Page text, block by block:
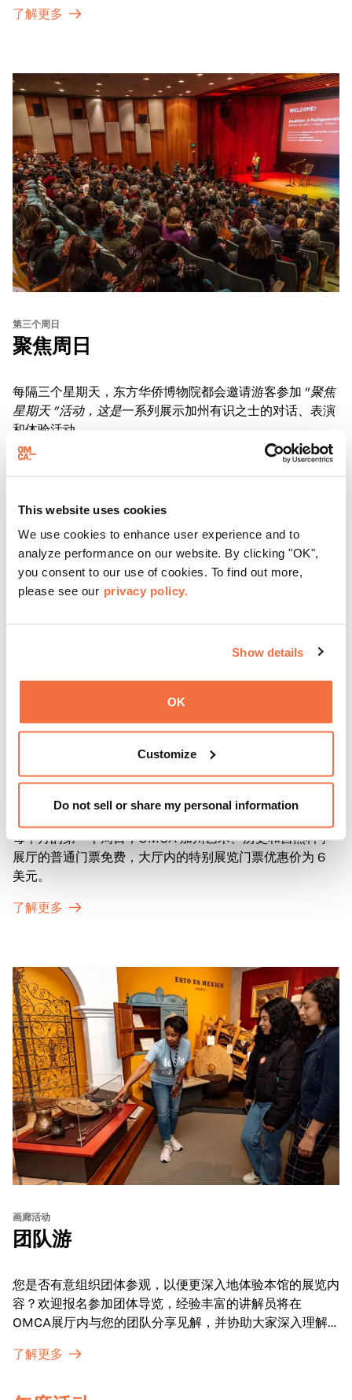
This website uses cookies
We use cookies to enhance user experience and to
analyze performance on our website. By clicking "OK",
you consent to our use of cookies. To find out more,
please see our privacy policy.
Show details
OK
Customize
Do not sell or share my personal information
了解更多
第三个周日
聚焦周日
每隔三个星期天，东方华侨博物院都会邀请游客参加 "聚焦
星期天 "活动，这是一系列展示加州有识之士的对话、表演
和体验活动。
了解更多
第一主日
每个月的第一个周日，OMCA 加州艺术、历史和自然科学
展厅的普通门票免费，大厅内的特别展览门票优惠价为 6
美元。
了解更多
画廊活动
团队游
您是否有意组织团体参观，以便更深入地体验本馆的展览内
容？欢迎报名参加团体导览，经验丰富的讲解员将在
OMCA展厅内与您的团队分享见解，并协助大家深入理解
了解更多